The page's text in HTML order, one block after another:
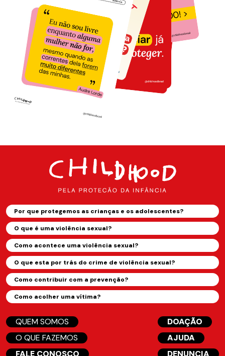
Por que protegemos as crianças e os adolescentes?
O que é uma violência sexual?
Como acontece uma violência sexual?
O que esta por trás do crime de violência sexual?
Como contribuir com a prevenção?
Como acolher uma vítima?
QUEM SOMOS
O QUE FAZEMOS
FALE CONOSCO
DOAÇÃO
AJUDA
DENUNCIA